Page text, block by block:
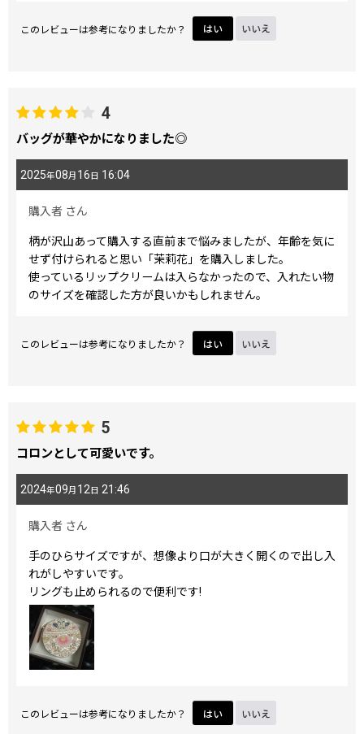
このレビューは参考になりましたか？ はい いいえ
4
バッグが華やかになりました◎
2025年08月 16日 16:04
購入者 さん
柄が沢山あって購入する直前まで悩みましたが、年齢を気に
せず付けられると思い「茉莉花」を購入しました。
使っているリップクリームは入らなかったので、入れたい物
のサイズを確認した方が良いかもしれません。
このレビューは参考になりましたか？ はい いいえ
5
コロンとして可愛いです。
2024年09月 12 日 21:46
購入者 さん
手のひらサイズですが、想像より口が大きく開くので出し入
れがしやすいです。
リングも止められるので便利です!
このレビューは参考になりましたか？ はい いいえ